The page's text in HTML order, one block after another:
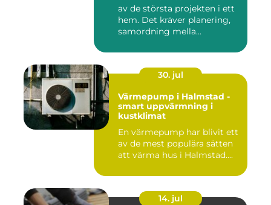
av de största projekten i ett
hem. Det kräver planering,
samordning mella...
30. jul
Värmepump i Halmstad -
smart uppvärmning i
kustklimat
En värmepump har blivit ett
av de mest populära sätten
att värma hus i Halmstad....
14. jul